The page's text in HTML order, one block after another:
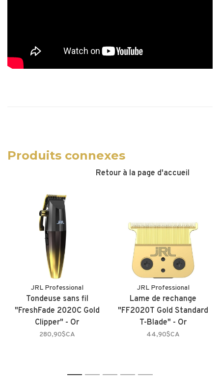
Produits connexes
Retour à la page d'accueil
JRL Professional
Tondeuse sans fil
"FreshFade 2020C Gold
Clipper" - Or
280,90$CA
JRL Professional
Lame de rechange
"FF2020T Gold Standard
T-Blade" - Or
44,90$CA
1 2 3 4 5